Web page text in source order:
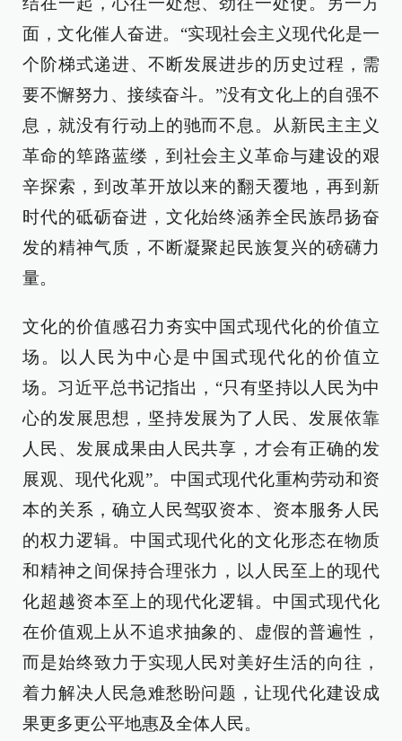
面，文化催人奋进。“实现社会主义现代化是一
个阶梯式递进、不断发展进步的历史过程，需
要不懈努力、接续奋斗。”没有文化上的自强不
息，就没有行动上的驰而不息。从新民主主义
革命的筚路蓝缕，到社会主义革命与建设的艰
辛探索，到改革开放以来的翻天覆地，再到新
时代的砥砺奋进，文化始终涵养全民族昂扬奋
发的精神气质，不断凝聚起民族复兴的磅礴力
量。
文化的价值感召力夯实中国式现代化的价值立
场。以人民为中心是中国式现代化的价值立
场。习近平总书记指出，“只有坚持以人民为中
心的发展思想，坚持发展为了人民、发展依靠
人民、发展成果由人民共享，才会有正确的发
展观、现代化观”。中国式现代化重构劳动和资
本的关系，确立人民驾驭资本、资本服务人民
的权力逻辑。中国式现代化的文化形态在物质
和精神之间保持合理张力，以人民至上的现代
化超越资本至上的现代化逻辑。中国式现代化
在价值观上从不追求抽象的、虚假的普遍性，
而是始终致力于实现人民对美好生活的向往，
着力解决人民急难愁盼问题，让现代化建设成
果更多更公平地惠及全体人民。